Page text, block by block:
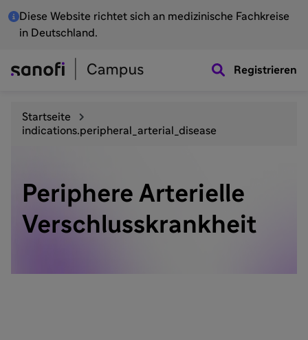
Diese Website richtet sich an medizinische Fachkreise
in Deutschland.
Registrieren
Startseite
indications.peripheral_arterial_disease
Periphere Arterielle
Verschlusskrankheit